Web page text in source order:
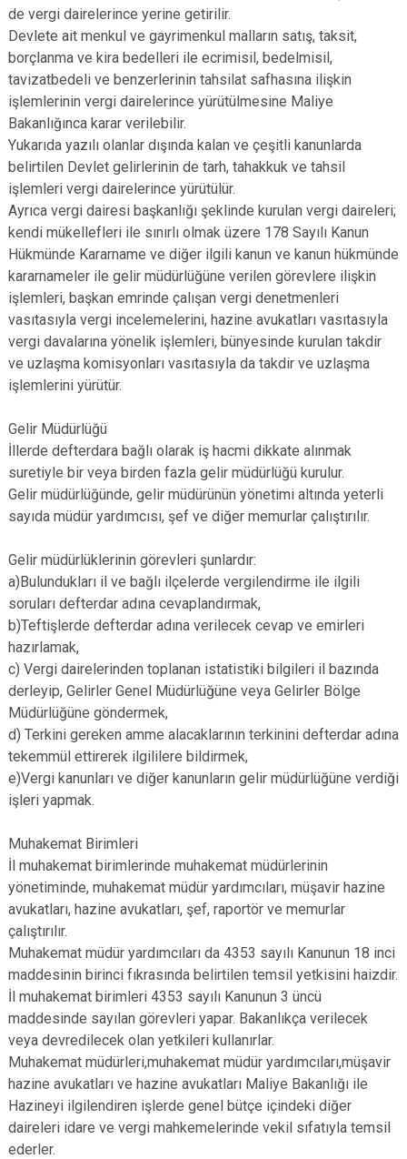
de vergi dairelerince yerine getirilir.
Devlete ait menkul ve gayrimenkul malların satış, taksit,
borçlanma ve kira bedelleri ile ecrimisil, bedelmisil,
tavizatbedeli ve benzerlerinin tahsilat safhasına ilişkin
işlemlerinin vergi dairelerince yürütülmesine Maliye
Bakanlığınca karar verilebilir.
Yukarıda yazılı olanlar dışında kalan ve çeşitli kanunlarda
belirtilen Devlet gelirlerinin de tarh, tahakkuk ve tahsil
işlemleri vergi dairelerince yürütülür.
Ayrıca vergi dairesi başkanlığı şeklinde kurulan vergi daireleri;
kendi mükellefleri ile sınırlı olmak üzere 178 Sayılı Kanun
Hükmünde Kararname ve diğer ilgili kanun ve kanun hükmünde
kararnameler ile gelir müdürlüğüne verilen görevlere ilişkin
işlemleri, başkan emrinde çalışan vergi denetmenleri
vasıtasıyla vergi incelemelerini, hazine avukatları vasıtasıyla
vergi davalarına yönelik işlemleri, bünyesinde kurulan takdir
ve uzlaşma komisyonları vasıtasıyla da takdir ve uzlaşma
işlemlerini yürütür.
Gelir Müdürlüğü
İllerde defterdara bağlı olarak iş hacmi dikkate alınmak
suretiyle bir veya birden fazla gelir müdürlüğü kurulur.
Gelir müdürlüğünde, gelir müdürünün yönetimi altında yeterli
sayıda müdür yardımcısı, şef ve diğer memurlar çalıştırılır.
Gelir müdürlüklerinin görevleri şunlardır:
a)Bulundukları il ve bağlı ilçelerde vergilendirme ile ilgili
soruları defterdar adına cevaplandırmak,
b)Teftişlerde defterdar adına verilecek cevap ve emirleri
hazırlamak,
c) Vergi dairelerinden toplanan istatistiki bilgileri il bazında
derleyip, Gelirler Genel Müdürlüğüne veya Gelirler Bölge
Müdürlüğüne göndermek,
d) Terkini gereken amme alacaklarının terkinini defterdar adına
tekemmül ettirerek ilgililere bildirmek,
e)Vergi kanunları ve diğer kanunların gelir müdürlüğüne verdiği
işleri yapmak.
Muhakemat Birimleri
İl muhakemat birimlerinde muhakemat müdürlerinin
yönetiminde, muhakemat müdür yardımcıları, müşavir hazine
avukatları, hazine avukatları, şef, raportör ve memurlar
çalıştırılır.
Muhakemat müdür yardımcıları da 4353 sayılı Kanunun 18 inci
maddesinin birinci fıkrasında belirtilen temsil yetkisini haizdir.
İl muhakemat birimleri 4353 sayılı Kanunun 3 üncü
maddesinde sayılan görevleri yapar. Bakanlıkça verilecek
veya devredilecek olan yetkileri kullanırlar.
Muhakemat müdürleri,muhakemat müdür yardımcıları,müşavir
hazine avukatları ve hazine avukatları Maliye Bakanlığı ile
Hazineyi ilgilendiren işlerde genel bütçe içindeki diğer
daireleri idare ve vergi mahkemelerinde vekil sıfatıyla temsil
ederler.